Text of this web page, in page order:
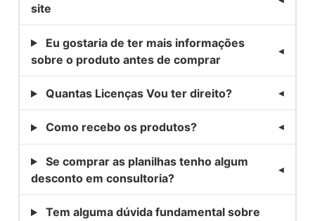
site
Eu gostaria de ter mais informações
sobre o produto antes de comprar
Quantas Licenças Vou ter direito?
Como recebo os produtos?
Se comprar as planilhas tenho algum
desconto em consultoria?
Tem alguma dúvida fundamental sobre